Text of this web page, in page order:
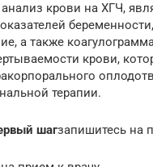
анализ крови на ХГЧ,
а также
крови,
терапии.
шагзапишитесь на